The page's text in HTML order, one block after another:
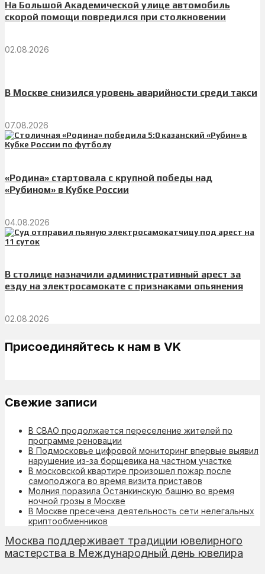
На Большой Академической улице автомобиль
скорой помощи повредился при столкновении
02.08.2026
В Москве снизился уровень аварийности среди такси
07.08.2026
«Родина» стартовала с крупной победы над
«Рубином» в Кубке России
04.08.2026
В столице назначили административный арест за
езду на электросамокате с признаками опьянения
02.08.2026
Присоединяйтесь к нам в VK
Свежие записи
В СВАО продолжается переселение жителей по
программе реновации
В Подмосковье цифровой мониторинг впервые выявил
нарушение из-за борщевика на частном участке
В московской квартире произошел пожар после
самоподжога во время визита приставов
Молния поразила Останкинскую башню во время
ночной грозы в Москве
В Москве пресечена деятельность сети нелегальных
криптообменников
Москва поддерживает традиции ювелирного
мастерства в Международный день ювелира